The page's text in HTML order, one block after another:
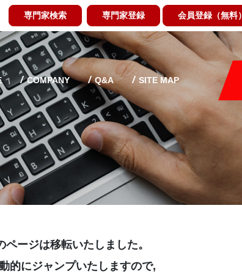
専門家検索 専門家登録 会員登録（無料）
COMPANY Q&A SITE MAP
ージは移転いたしました。
的にジャンプいたしますので,